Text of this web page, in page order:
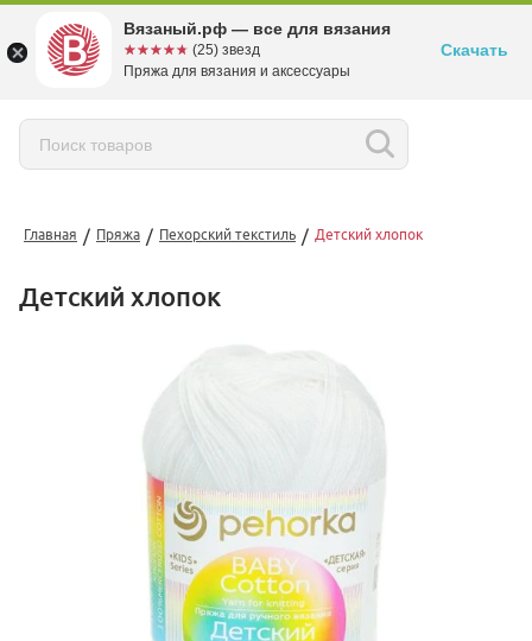
Главная / Пряжа / Пехорский текстиль / Детский хлопок
Детский хлопок
Вязаный.рф — все для вязания
☆☆☆☆☆
★★★★★ (25) звезд
Пряжа для вязания и аксессуары
Скачать